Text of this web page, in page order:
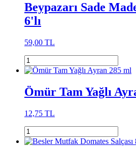
Beypazarı Sade
6'lı
59,00 TL
Ömür Tam Yağlı
12,75 TL